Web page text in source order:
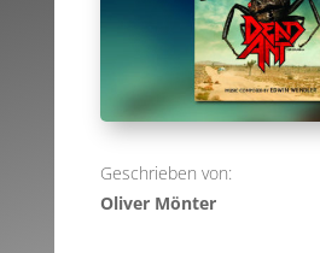
Geschrieben von:
Oliver Mönter